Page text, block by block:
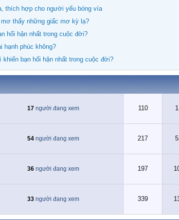
thích hợp cho người yếu bóng vía
mơ thấy những giấc mơ kỳ lạ?
hối hận nhất trong cuộc đời?
hạnh phúc không?
khiến bạn hối hận nhất trong cuộc đời?
17 người đang xem 110
54 người đang xem 217
36 người đang xem 197
33 người đang xem 339